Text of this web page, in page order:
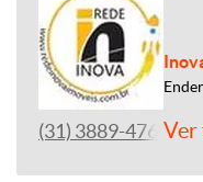
(31) 3889-4765Ver